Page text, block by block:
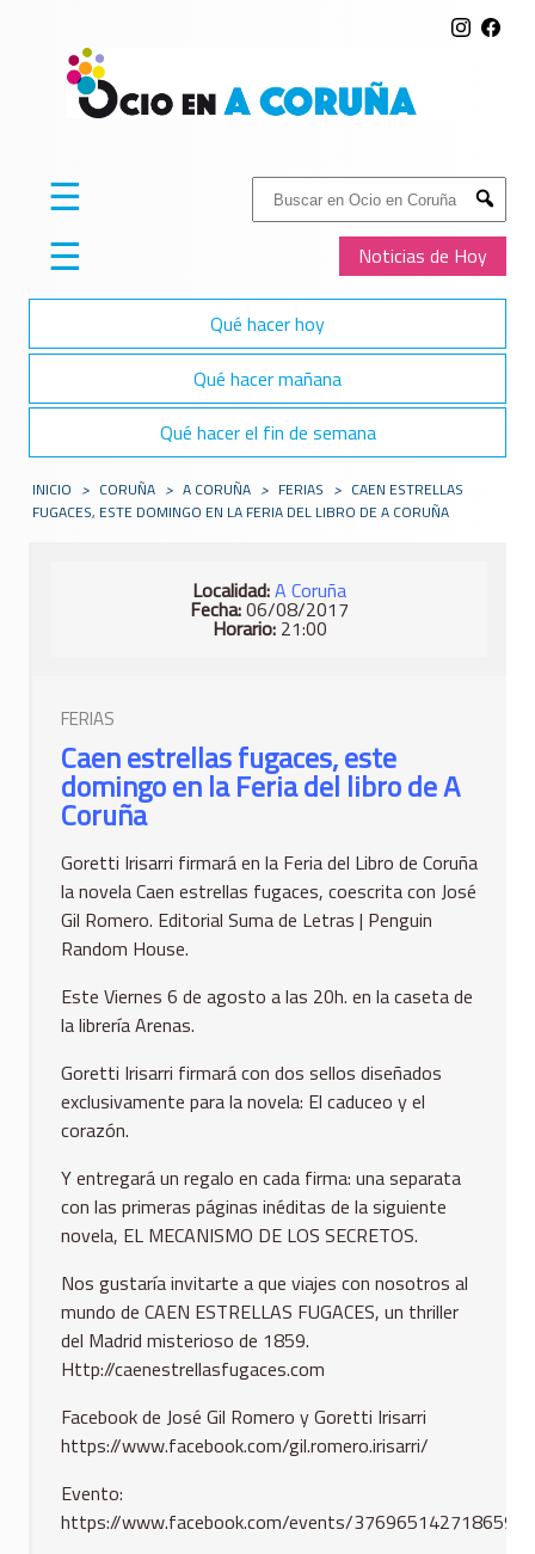
Buscar:
Submit
Noticias de Hoy
☰
☰
Qué hacer hoy
Qué hacer mañana
Qué hacer el fin de semana
INICIO > CORUÑA > A CORUÑA > FERIAS > CAEN ESTRELLAS
FUGACES, ESTE DOMINGO EN LA FERIA DEL LIBRO DE A CORUÑA
Localidad:A Coruña
Fecha:06/08/2017
Horario:21:00
FERIAS
Caen estrellas fugaces, este
domingo en la Feria del libro de A
Coruña
Goretti Irisarri firmará en la Feria del Libro de Coruña
la novela Caen estrellas fugaces, coescrita con José
Gil Romero. Editorial Suma de Letras | Penguin
Random House.
Este Viernes 6 de agosto a las 20h. en la caseta de
la librería Arenas.
Goretti Irisarri firmará con dos sellos diseñados
exclusivamente para la novela: El caduceo y el
corazón.
Y entregará un regalo en cada firma: una separata
con las primeras páginas inéditas de la siguiente
novela, EL MECANISMO DE LOS SECRETOS.
Nos gustaría invitarte a que viajes con nosotros al
mundo de CAEN ESTRELLAS FUGACES, un thriller
del Madrid misterioso de 1859.
Http://caenestrellasfugaces.com
Facebook de José Gil Romero y Goretti Irisarri
https://www.facebook.com/gil.romero.irisarri/
Evento:
https://www.facebook.com/events/376965142718659/